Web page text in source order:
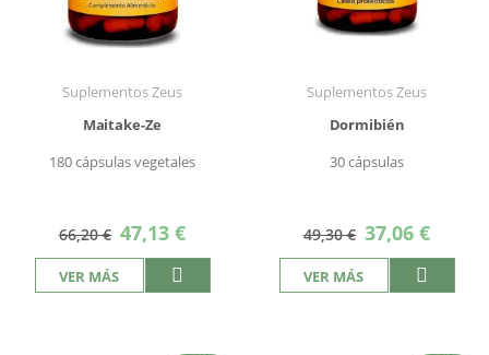
Suplementos Zeus
Maitake-Ze
180 cápsulas vegetales
66,20 € Precio
especial
47,13 €
VER MÁS
Suplementos Zeus
Dormibién
30 cápsulas
49,30 € Precio
especial
37,06 €
VER MÁS